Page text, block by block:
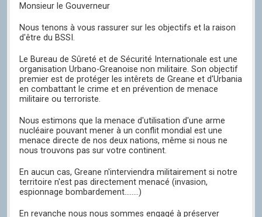
Monsieur le Gouverneur
Nous tenons à vous rassurer sur les objectifs et la raison
d'être du BSSI.
Le Bureau de Sûreté et de Sécurité Internationale est une
organisation Urbano-Greanoise non militaire. Son objectif
premier est de protéger les intêrets de Greane et d'Urbania
en combattant le crime et en prévention de menace
militaire ou terroriste.
Nous estimons que la menace d'utilisation d'une arme
nucléaire pouvant mener à un conflit mondial est une
menace directe de nos deux nations, même si nous ne
nous trouvons pas sur votre continent.
En aucun cas, Greane n'interviendra militairement si notre
territoire n'est pas directement menacé (invasion,
espionnage bombardement........)
En revanche nous nous sommes engagé à préserver